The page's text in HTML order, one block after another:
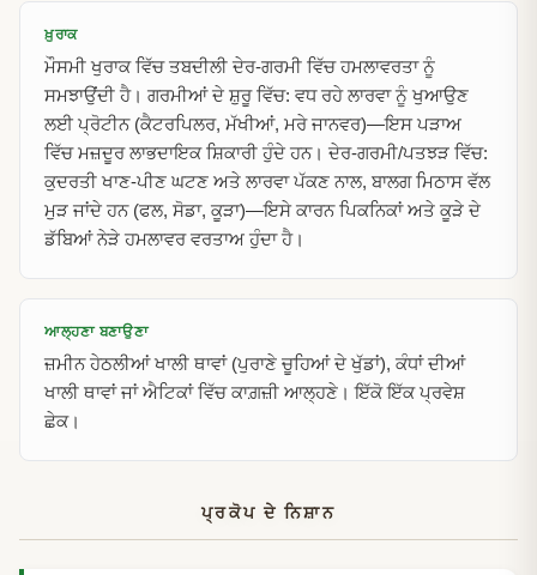
ਖ਼ੁਰਾਕ
ਮੌਸਮੀ ਖੁਰਾਕ ਵਿੱਚ ਤਬਦੀਲੀ ਦੇਰ-ਗਰਮੀ ਵਿੱਚ ਹਮਲਾਵਰਤਾ ਨੂੰ
ਸਮਝਾਉਂਦੀ ਹੈ। ਗਰਮੀਆਂ ਦੇ ਸ਼ੁਰੂ ਵਿੱਚ: ਵਧ ਰਹੇ ਲਾਰਵਾ ਨੂੰ ਖੁਆਉਣ
ਲਈ ਪ੍ਰੋਟੀਨ (ਕੈਟਰਪਿਲਰ, ਮੱਖੀਆਂ, ਮਰੇ ਜਾਨਵਰ)—ਇਸ ਪੜਾਅ
ਵਿੱਚ ਮਜ਼ਦੂਰ ਲਾਭਦਾਇਕ ਸ਼ਿਕਾਰੀ ਹੁੰਦੇ ਹਨ। ਦੇਰ-ਗਰਮੀ/ਪਤਝੜ ਵਿੱਚ:
ਕੁਦਰਤੀ ਖਾਣ-ਪੀਣ ਘਟਣ ਅਤੇ ਲਾਰਵਾ ਪੱਕਣ ਨਾਲ, ਬਾਲਗ ਮਿਠਾਸ ਵੱਲ
ਮੁੜ ਜਾਂਦੇ ਹਨ (ਫਲ, ਸੋਡਾ, ਕੂੜਾ)—ਇਸੇ ਕਾਰਨ ਪਿਕਨਿਕਾਂ ਅਤੇ ਕੂੜੇ ਦੇ
ਡੱਬਿਆਂ ਨੇੜੇ ਹਮਲਾਵਰ ਵਰਤਾਅ ਹੁੰਦਾ ਹੈ।
ਆਲ੍ਹਣਾ ਬਣਾਉਣਾ
ਜ਼ਮੀਨ ਹੇਠਲੀਆਂ ਖਾਲੀ ਥਾਵਾਂ (ਪੁਰਾਣੇ ਚੂਹਿਆਂ ਦੇ ਖੁੱਡਾਂ), ਕੰਧਾਂ ਦੀਆਂ
ਖਾਲੀ ਥਾਵਾਂ ਜਾਂ ਐਟਿਕਾਂ ਵਿੱਚ ਕਾਗ਼ਜ਼ੀ ਆਲ੍ਹਣੇ। ਇੱਕੋ ਇੱਕ ਪ੍ਰਵੇਸ਼
ਛੇਕ।
ਪ੍ਰਕੋਪ ਦੇ ਨਿਸ਼ਾਨ